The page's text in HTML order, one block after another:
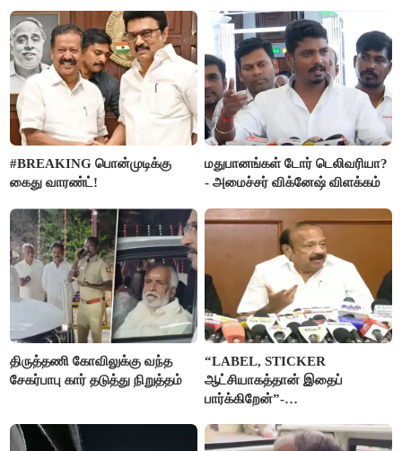
#BREAKING பொன்முடிக்கு
கைது வாரண்ட்!
மதுபானங்கள் டோர் டெலிவரியா?
- அமைச்சர் விக்னேஷ் விளக்கம்
திருத்தணி கோவிலுக்கு வந்த
சேகர்பாபு கார் தடுத்து நிறுத்தம்
“LABEL, STICKER
ஆட்சியாகத்தான் இதைப்
பார்க்கிறேன்”-